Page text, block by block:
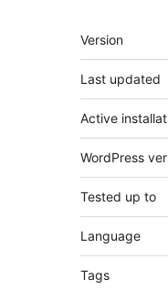
Meta
Version
Last updated
Active
WordPress
Tested up to
Language
Tags